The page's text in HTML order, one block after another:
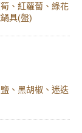
、紅蘿蔔、綠花
具(盤)
、黑胡椒、迷迭